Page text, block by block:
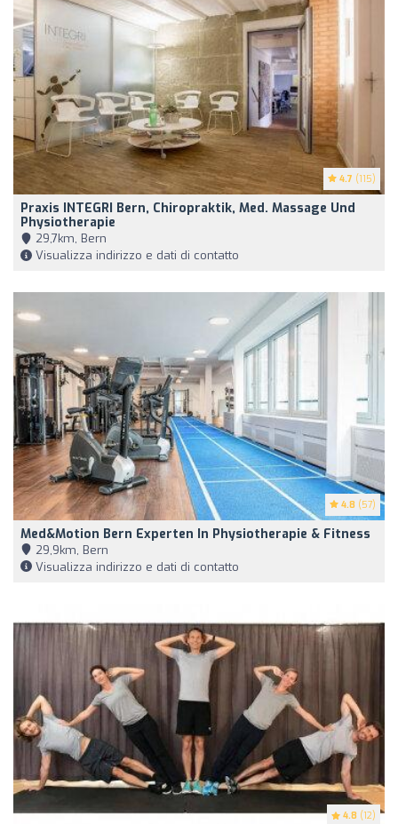
4.7 (115)
Praxis INTEGRI Bern, Chiropraktik, Med. Massage Und
Physiotherapie
29,7km, Bern
Visualizza indirizzo e dati di contatto
4.8 (57)
Med&motion Bern Experten In Physiotherapie & Fitness
29,9km, Bern
Visualizza indirizzo e dati di contatto
4.8 (12)